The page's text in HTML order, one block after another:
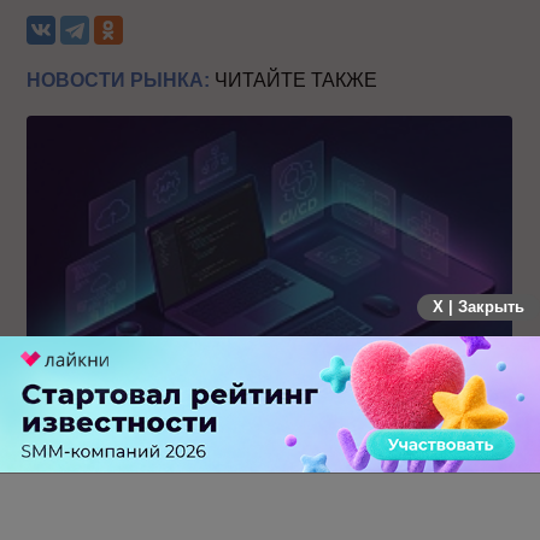
НОВОСТИ РЫНКА: ЧИТАЙТЕ ТАКЖЕ
MAX открывает API и запускает программу поддержки
разработчиков альтернативных клиентов
X | Закрыть